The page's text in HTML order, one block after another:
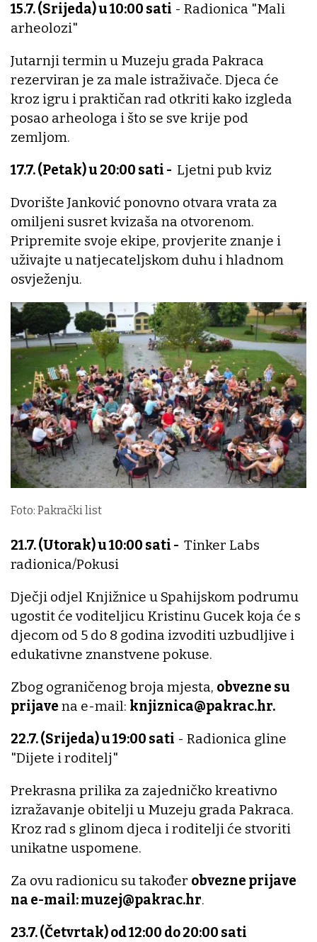
15.7. (Srijeda) u 10:00 sati - Radionica "Mali
arheolozi"
Jutarnji termin u Muzeju grada Pakraca
rezerviran je za male istraživače. Djeca će
kroz igru i praktičan rad otkriti kako izgleda
posao arheologa i što se sve krije pod
zemljom.
17.7. (Petak) u 20:00 sati - Ljetni pub kviz
Dvorište Janković ponovno otvara vrata za
omiljeni susret kvizaša na otvorenom.
Pripremite svoje ekipe, provjerite znanje i
uživajte u natjecateljskom duhu i hladnom
osvježenju.
Foto: Pakrački list
21.7. (Utorak) u 10:00 sati - Tinker Labs
radionica/Pokusi
Dječji odjel Knjižnice u Spahijskom podrumu
ugostit će voditeljicu Kristinu Gucek koja će s
djecom od 5 do 8 godina izvoditi uzbudljive i
edukativne znanstvene pokuse.
Zbog ograničenog broja mjesta, obvezne su
prijave na e-mail: knjiznica@pakrac.hr.
22.7. (Srijeda) u 19:00 sati - Radionica gline
"Dijete i roditelj"
Prekrasna prilika za zajedničko kreativno
izražavanje obitelji u Muzeju grada Pakraca.
Kroz rad s glinom djeca i roditelji će stvoriti
unikatne uspomene.
Za ovu radionicu su također obvezne prijave
na e-mail: muzej@pakrac.hr.
23.7. (Četvrtak) od 12:00 do 20:00 sati